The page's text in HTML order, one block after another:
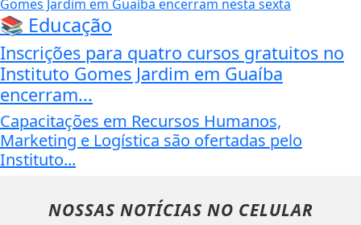
📚 Educação
Inscrições para quatro cursos gratuitos no
Instituto Gomes Jardim em Guaíba
encerram...
Capacitações em Recursos Humanos,
Marketing e Logística são ofertadas pelo
Instituto...
NOSSAS NOTÍCIAS NO CELULAR